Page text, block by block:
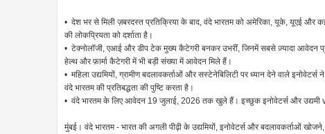
• देश भर से मिली ज़बरदस्त प्रतिक्रिया के बाद, वंदे भारतम को अमेरिका, यूके, यूएई और
की लोकप्रियता को दर्शाता है।
• टेक्नोलॉजी, एआई और डीप टेक मुख्य कैटेगरी बनकर उभरीं, जिनमें सबसे ज़्यादा आवेदन
हेल्थ और फ़ार्मा कैटेगरी में भी बड़ी संख्या में आवेदन मिले हैं।
• महिला उद्यमियों, ग्रामीण बदलावकर्ताओं और सस्टेनेबिलिटी पर ध्यान देने वाले
वंदे भारतम की प्रतिबद्धता की पुष्टि करता है।
• वंदे भारतम के लिए आवेदन 19 जुलाई, 2026 तक खुले हैं। इच्छुक इनोवेटर्स और
मुंबई। वंदे भारतम - भारत की अगली पीढ़ी के उद्यमियों, इनोवेटर्स और बदलावकर्ताओं